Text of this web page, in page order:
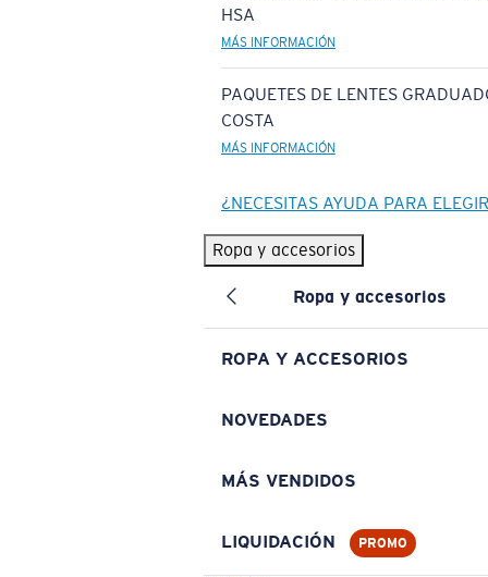
HSA
MÁS INFORMACIÓN
PAQUETES DE LENTES
COSTA
MÁS INFORMACIÓN
¿NECESITAS AYUDA PARA
Ropa y accesorios
Ropa y accesorios
ROPA Y ACCESORIOS
NOVEDADES
MÁS VENDIDOS
LIQUIDACIÓN PROMO